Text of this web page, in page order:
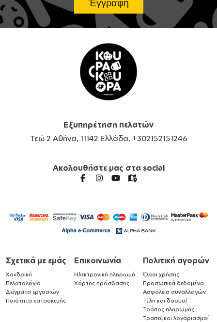
Εξυπηρέτηση πελατών
Τεώ 2 Αθήνα, 11142 Ελλάδα, +302152151246
Ακολουθήστε μας στα social
Σχετικά με εμάς
Χονδρική
Πελατολόγιο
Δείγματα εργασιών
Ποιότητα κατασκευής
Επικοινωνία
Ηλεκτρονική πληρωμή
Χάρτης πρόσβασης
Πολιτική αγορών
Όροι χρήσης
Προσωπικά δεδομένα
Ασφάλεια συναλλαγών
Τέλη και δασμοί
Τρόπος πληρωμής
Τραπεζικοί λογαριασμοί